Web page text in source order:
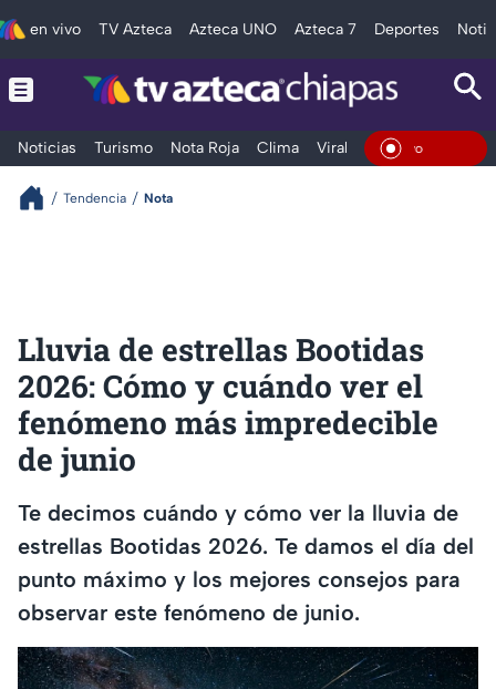
en vivo TV Azteca Azteca UNO Azteca 7 Deportes
Noticias Turismo Nota Roja Clima Viral y Tendencia En Vivo
Tendencia Nota
Lluvia de estrellas Bootidas
2026: Cómo y cuándo ver el
fenómeno más impredecible
de junio
Te decimos cuándo y cómo ver la lluvia de
estrellas Bootidas 2026. Te damos el día del
punto máximo y los mejores consejos para
observar este fenómeno de junio.